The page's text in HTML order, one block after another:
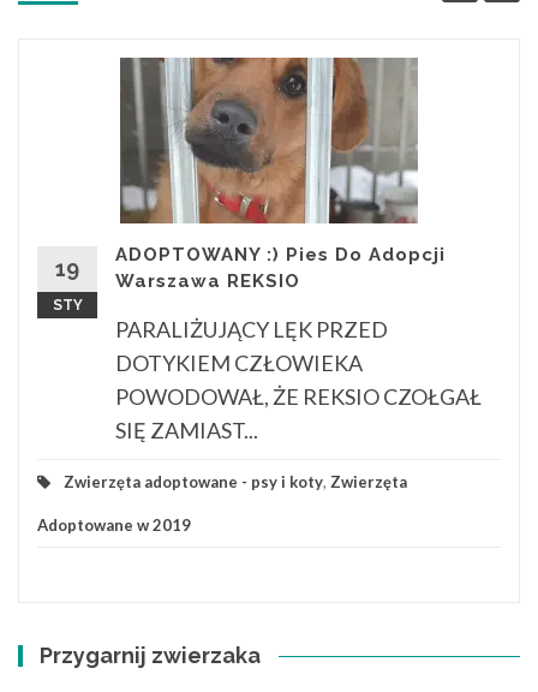
19
STY
ADOPTOWANY :) Pies Do Adopcji
Warszawa REKSIO
PARALIŻUJĄCY LĘK PRZED
DOTYKIEM CZŁOWIEKA
POWODOWAŁ, ŻE REKSIO CZOŁGAŁ
SIĘ ZAMIAST...
Zwierzęta adoptowane - psy i koty, Zwierzęta
Adoptowane w 2019
Przygarnij zwierzaka